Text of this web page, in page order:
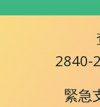
2840-
緊急